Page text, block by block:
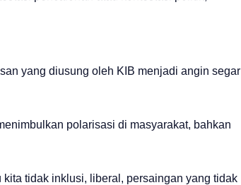
yang diusung oleh KIB menjadi angin segar
polarisasi di masyarakat, bahkan
tidak inklusi, liberal, persaingan yang tidak